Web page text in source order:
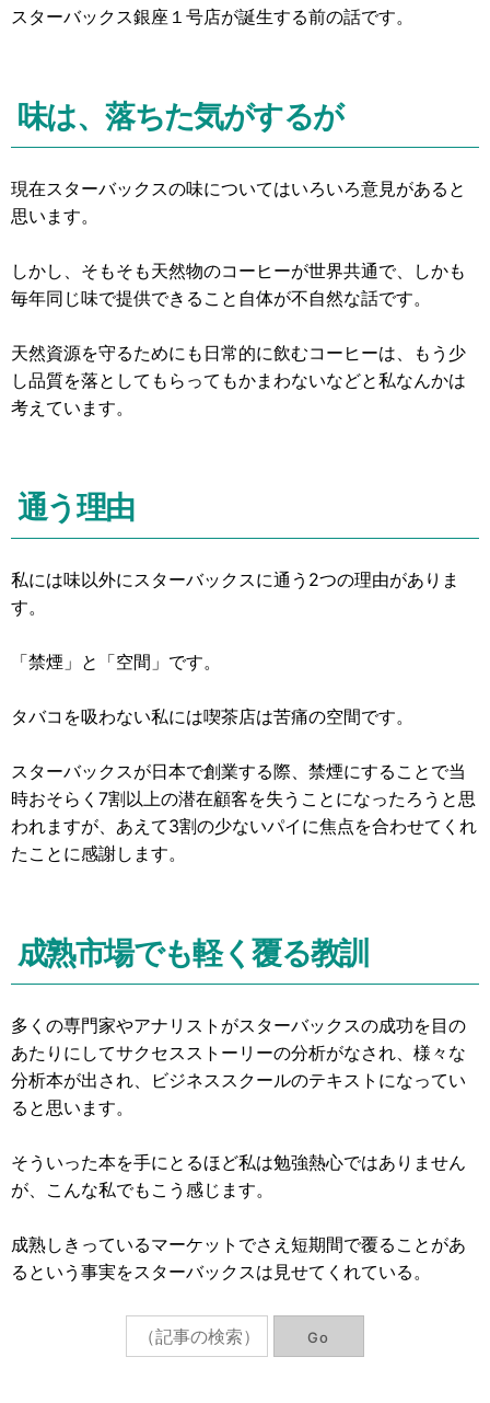
スターバックス銀座１号店が誕生する前の話です。
味は、落ちた気がするが
現在スターバックスの味についてはいろいろ意見があると
思います。
しかし、そもそも天然物のコーヒーが世界共通で、しかも
毎年同じ味で提供できること自体が不自然な話です。
天然資源を守るためにも日常的に飲むコーヒーは、もう少
し品質を落としてもらってもかまわないなどと私なんかは
考えています。
通う理由
私には味以外にスターバックスに通う2つの理由がありま
す。
「禁煙」と「空間」です。
タバコを吸わない私には喫茶店は苦痛の空間です。
スターバックスが日本で創業する際、禁煙にすることで当
時おそらく7割以上の潜在顧客を失うことになったろうと思
われますが、あえて3割の少ないパイに焦点を合わせてくれ
たことに感謝します。
成熟市場でも軽く覆る教訓
多くの専門家やアナリストがスターバックスの成功を目の
あたりにしてサクセスストーリーの分析がなされ、様々な
分析本が出され、ビジネススクールのテキストになってい
ると思います。
そういった本を手にとるほど私は勉強熱心ではありません
が、こんな私でもこう感じます。
成熟しきっているマーケットでさえ短期間で覆ることがあ
るという事実をスターバックスは見せてくれている。